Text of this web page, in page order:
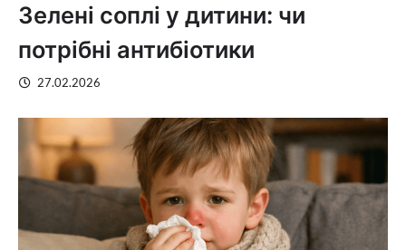
Зелені соплі у дитини: чи
потрібні антибіотики
27.02.2026